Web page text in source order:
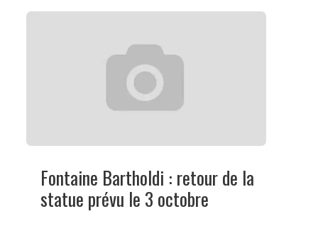
Fontaine Bartholdi : retour de la
statue prévu le 3 octobre